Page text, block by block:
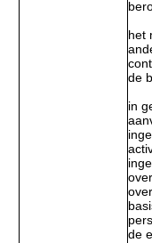
het
de
in
de